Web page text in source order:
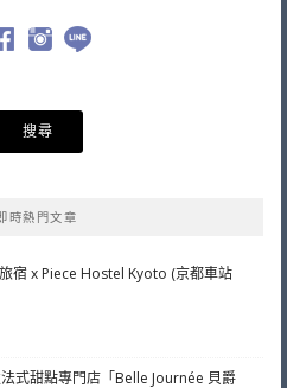
時熱門文章
宿 x Piece Hostel Kyoto (京都車站
式甜點專門店「Belle Journée 貝爵